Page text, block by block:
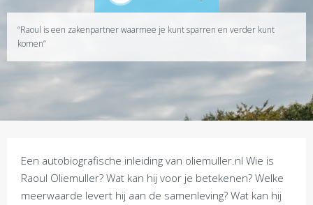
“Raoul is een zakenpartner waarmee je kunt sparren en verder kunt
komen”
Een autobiografische inleiding van oliemuller.nl Wie is
Raoul Oliemuller? Wat kan hij voor je betekenen? Welke
meerwaarde levert hij aan de samenleving? Wat kan hij